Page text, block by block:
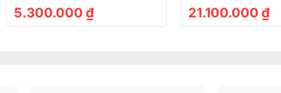
5.300.000₫ 21.100.000 ₫